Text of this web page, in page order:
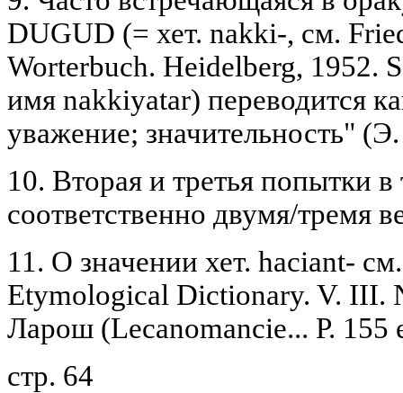
DUGUD (= хет. nakki-, см.
Worterbuch. Heidelberg, 1952.
имя nakkiyatar) переводится
уважение; значительность"
10. Вторая и третья попытки в
соответственно двумя/тремя
11. О значении хет. haciant-
Etymological Dictionary. V. III.
Ларош (Lecanomancie... P. 155
стр. 64